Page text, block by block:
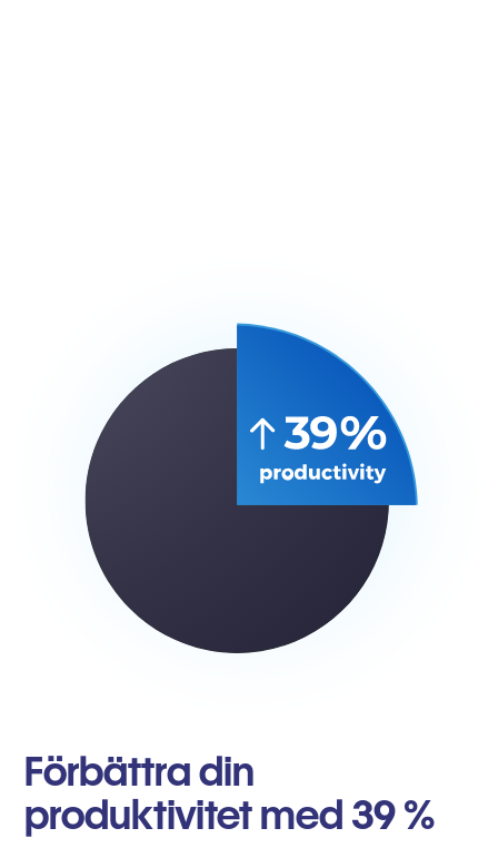
Förbättra din
produktivitet med 39 %